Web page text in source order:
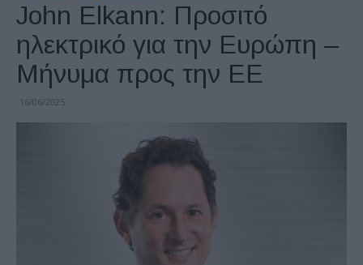
John Elkann: Προσιτό
ηλεκτρικό για την Ευρώπη –
Μήνυμα προς την ΕΕ
16/06/2025